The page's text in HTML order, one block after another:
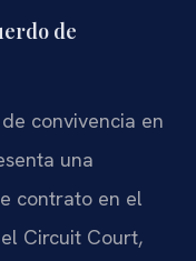
de
convivencia en
una
contrato en el
Circuit Court,